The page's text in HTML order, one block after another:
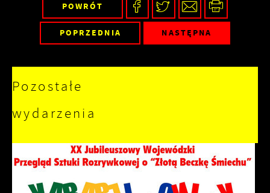
POWRÓT
POPRZEDNIA NASTĘPNA
Pozostałe
wydarzenia